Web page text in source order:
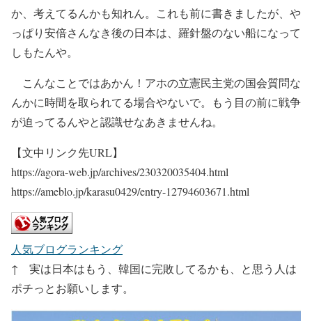
か、考えてるんかも知れん。これも前に書きましたが、や
っぱり安倍さんなき後の日本は、羅針盤のない船になって
しもたんや。
こんなことではあかん！アホの立憲民主党の国会質問な
んかに時間を取られてる場合やないで。もう目の前に戦争
が迫ってるんやと認識せなあきませんね。
【文中リンク先URL】
https://agora-web.jp/archives/230320035404.html
https://ameblo.jp/karasu0429/entry-12794603671.html
人気ブログランキング
↑ 実は日本はもう、韓国に完敗してるかも、と思う人は
ポチっとお願いします。